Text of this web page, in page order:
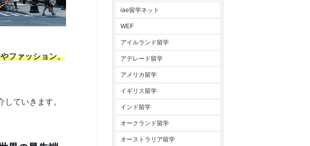
ファッション、
ていきます。
iae留学ネット
WEF
アイルランド留学
アデレード留学
アメリカ留学
イギリス留学
インド留学
オークランド留学
オーストラリア留学